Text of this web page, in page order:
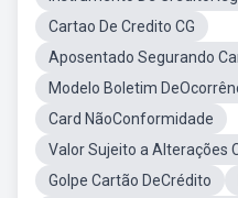
Cartao De Credito CG
Aposentado Segurando
Modelo Boletim
Card NãoConformidade
Valor Sujeito a Alterações
Golpe Cartão DeCrédito